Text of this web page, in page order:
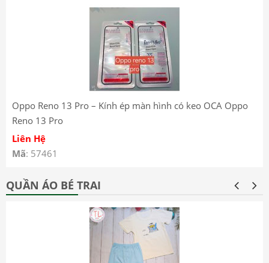
Oppo Reno 13 Pro – Kính ép màn hình có keo OCA Oppo
Reno 13 Pro
Liên Hệ
Mã: 57461
QUẦN ÁO BÉ TRAI